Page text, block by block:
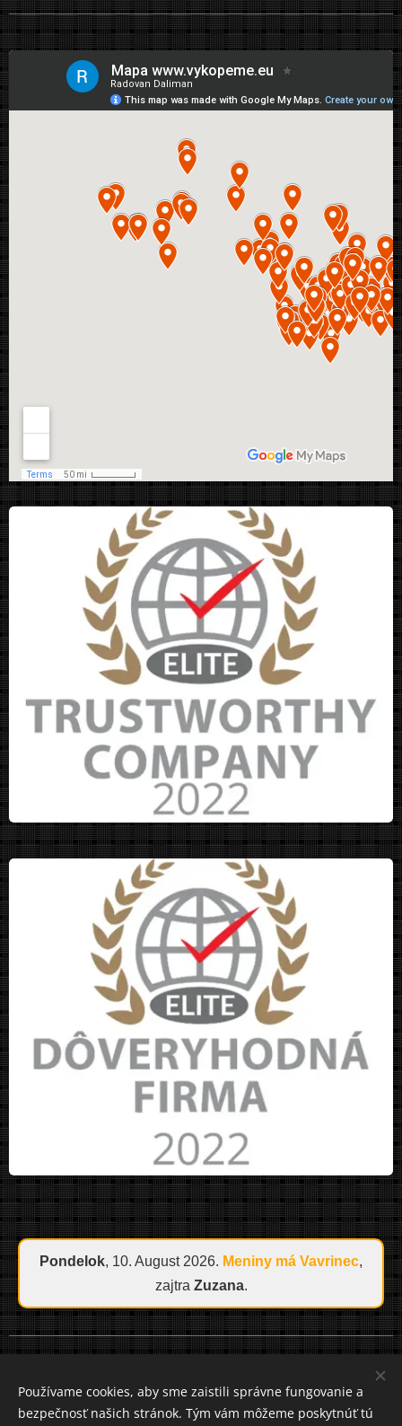
Pondelok, 10. August 2026. Meniny má Vavrinec,
zajtra Zuzana.
Cookies
Používame cookies, aby sme zaistili správne fungovanie a
bezpečnosť našich stránok. Tým vám môžeme poskytnúť tú